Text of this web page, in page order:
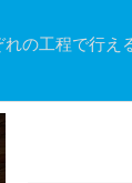
の工程で行え